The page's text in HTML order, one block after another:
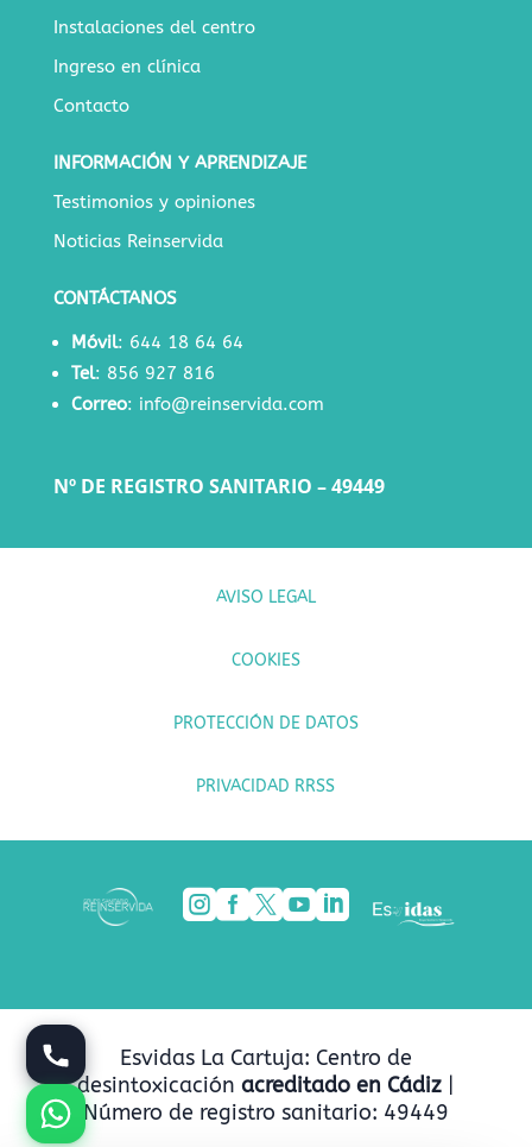
Instalaciones del centro
Ingreso en clínica
Contacto
INFORMACIÓN Y APRENDIZAJE
Testimonios y opiniones
Noticias Reinservida
CONTÁCTANOS
Móvil: 644 18 64 64
Tel: 856 927 816
Correo: info@reinservida.com
Nº DE REGISTRO SANITARIO – 49449
AVISO LEGAL
COOKIES
PROTECCIÓN DE DATOS
PRIVACIDAD RRSS
    
Esvidas La Cartuja: Centro de
desintoxicaciónacreditado en Cádiz
Número de registro sanitario: 49449